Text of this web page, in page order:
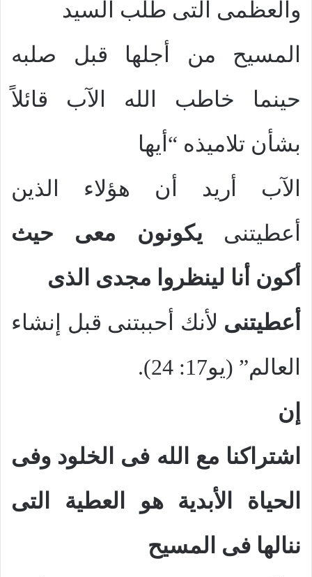
والعظمى التى طلب السيد
المسيح من أجلها قبل صلبه
حينما خاطب الله الآب قائلاً
بشأن تلاميذه “أيها
الآب أريد أن هؤلاء الذين
أعطيتنى يكونون معى حيث
أكون أنا لينظروا مجدى الذى
أعطيتنى لأنك أحببتنى قبل إنشاء
العالم” (يو17: 24).
إن
اشتراكنا مع الله فى الخلود وفى
الحياة الأبدية هو العطية التى
ننالها فى المسيح